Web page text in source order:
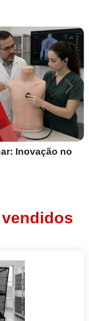
Inovação no